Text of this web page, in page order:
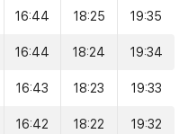
16:44 18:25 19:35
16:44 18:24 19:34
16:43 18:23 19:33
16:42 18:22 19:32